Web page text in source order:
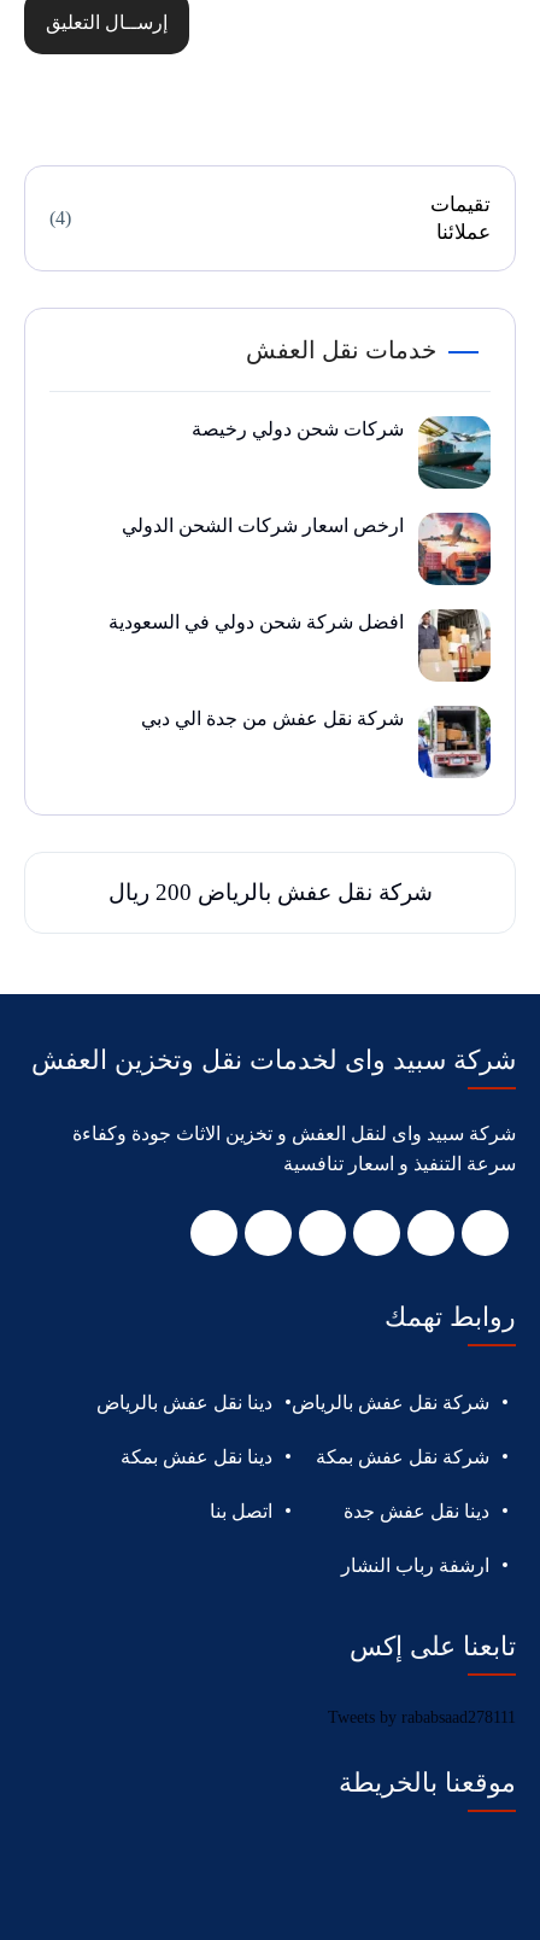
إرســال التعليق
تقيمات
عملائنا
(4)
خدمات نقل العفش
شركات شحن دولي رخيصة
ارخص اسعار شركات الشحن الدولي
افضل شركة شحن دولي في السعودية
شركة نقل عفش من جدة الي دبي
شركة نقل عفش بالرياض 200 ريال
شركة سبيد واى لخدمات نقل وتخزين العفش
شركة سبيد واى لنقل العفش و تخزين الاثاث جودة وكفاءة
سرعة التنفيذ و اسعار تنافسية
روابط تهمك
شركة نقل عفش بالرياض دينا نقل عفش بالرياض
شركة نقل عفش بمكة دينا نقل عفش بمكة
دينا نقل عفش جدة اتصل بنا
ارشفة رباب النشار
تابعنا على إكس
Tweets by rababsaad278111
موقعنا بالخريطة